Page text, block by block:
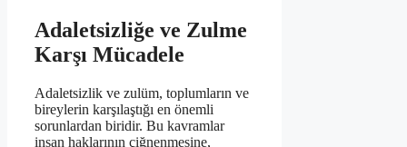
Adaletsizliğe ve Zulme
Karşı Mücadele
Adaletsizlik ve zulüm, toplumların ve
bireylerin karşılaştığı en önemli
sorunlardan biridir. Bu kavramlar
insan haklarının çiğnenmesine,